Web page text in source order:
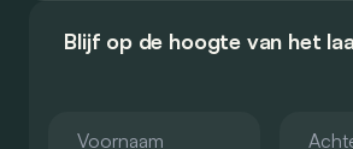
Blijf op de hoogte van het